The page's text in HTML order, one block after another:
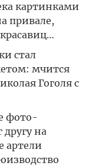
картинками
привале,
стал
мчится
Гоголя с
фото-
на
артели